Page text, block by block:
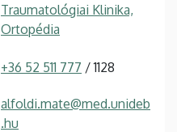
Traumatológiai Klinika,
Ortopédia
+36 52 511 777 / 1128
alfoldi.mate@med.unideb
.hu